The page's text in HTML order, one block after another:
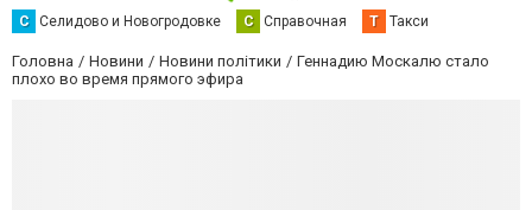
С Селидово и Новогродовке С Справочная Т Такси
Головна Новини Новини політики
Геннадию Москалю стало
плохо во время прямого эфира